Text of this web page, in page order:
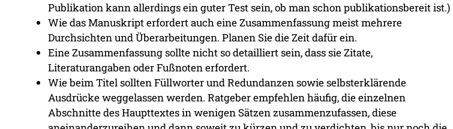
Publikation kann allerdings ein guter Test sein, ob man schon publikationsbereit ist.)
Wie das Manuskript erfordert auch eine Zusammenfassung meist mehrere
Durchsichten und Überarbeitungen. Planen Sie die Zeit dafür ein.
Eine Zusammenfassung sollte nicht so detailliert sein, dass sie Zitate,
Literaturangaben oder Fußnoten erfordert.
Wie beim Titel sollten Füllworter und Redundanzen sowie selbsterklärende
Ausdrücke weggelassen werden. Ratgeber empfehlen häufig, die einzelnen
Abschnitte des Haupttextes in wenigen Sätzen zusammenzufassen, diese